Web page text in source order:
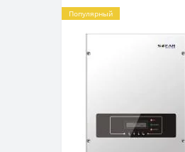
Популярный